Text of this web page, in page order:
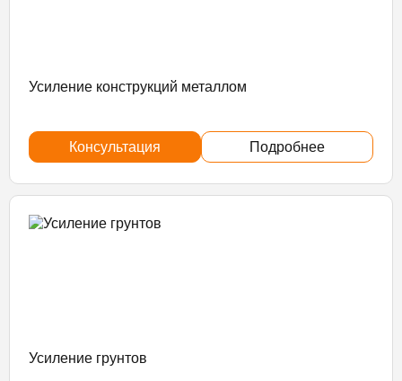
Усиление конструкций металлом
Консультация Подробнее
Усиление грунтов